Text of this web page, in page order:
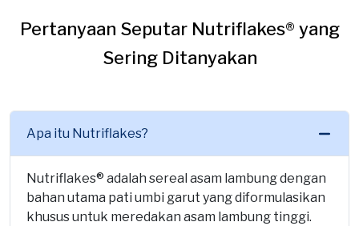
Pertanyaan Seputar Nutriflakes® yang
Sering Ditanyakan
Apa itu Nutriflakes?
Nutriflakes® adalah sereal asam lambung dengan
bahan utama pati umbi garut yang diformulasikan
khusus untuk meredakan asam lambung tinggi.